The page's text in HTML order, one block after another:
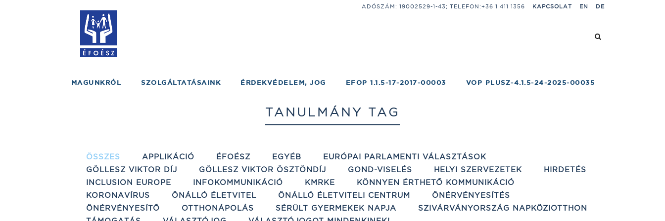
ADÓSZÁM: 19002529-1-43; TELEFON:+36 1 411 1356 KAPCSOLAT EN DE
MAGUNKRÓL SZOLGÁLTATÁSAINK ÉRDEKVÉDELEM, JOG EFOP 1.1.5-17-2017-00003 VOP PLUSZ-4.1.5-24-2025-00035
TANULMÁNY TAG
ÖSSZES APPLIKÁCIÓ ÉFOÉSZ EGYÉB
EURÓPAI PARLAMENTI VÁLASZTÁSOK
GÖLLESZ VIKTOR DÍJ
GÖLLESZ VIKTOR ÖSZTÖNDÍJ GOND-VISELÉS HELYI SZERVEZETEK
HIRDETÉS
INCLUSION EUROPE
INFOKOMMUNIKÁCIÓ KMRKE
KÖNNYEN ÉRTHETŐ KOMMUNIKÁCIÓ
KORONAVÍRUS
ÖNÁLLÓ ÉLETVITEL ÖNÁLLÓ ÉLETVITELI CENTRUM
ÖNÉRVÉNYESÍTÉS
ÖNÉRVÉNYESÍTŐ
OTTHONÁPOLÁS SÉRÜLT GYERMEKEK NAPJA
SZIVÁRVÁNYORSZÁG NAPKÖZIOTTHON